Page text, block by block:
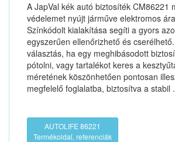
A JapVal kék autó biztosíték CM86221
védelemet nyújt járműve elektromos
Színkódolt kialakítása segíti a gyors
egyszerűen ellenőrizhető és
választás, ha egy meghibásodott
pótolni, vagy tartalékot keres a
méretének köszönhetően pontosan
megfelelő foglalatba, biztosítva a stabil
AUTOLIFE 86221
Termékoldal, referenciák